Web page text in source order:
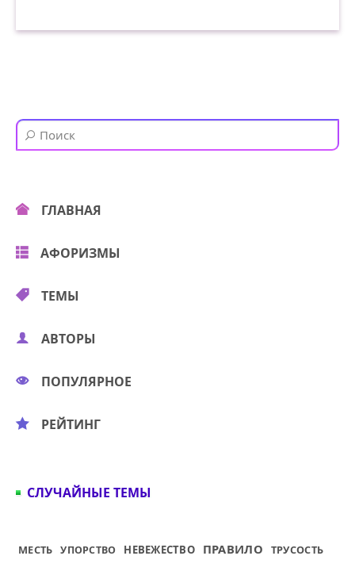
ГЛАВНАЯ
АФОРИЗМЫ
ТЕМЫ
АВТОРЫ
ПОПУЛЯРНОЕ
РЕЙТИНГ
СЛУЧАЙНЫЕ ТЕМЫ
МЕСТЬ УПОРСТВО НЕВЕЖЕСТВО ПРАВИЛО ТРУСОСТЬ